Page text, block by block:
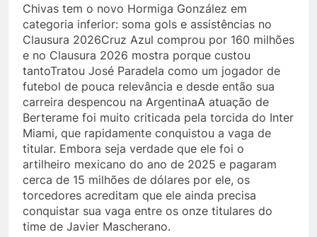
Chivas tem o novo Hormiga González em
categoria inferior: soma gols e assistências no
Clausura 2026Cruz Azul comprou por 160 milhões
e no Clausura 2026 mostra porque custou
tantoTratou José Paradela como um jogador de
futebol de pouca relevância e desde então sua
carreira despencou na ArgentinaA atuação de
Berterame foi muito criticada pela torcida do Inter
Miami, que rapidamente conquistou a vaga de
titular. Embora seja verdade que ele foi o
artilheiro mexicano do ano de 2025 e pagaram
cerca de 15 milhões de dólares por ele, os
torcedores acreditam que ele ainda precisa
conquistar sua vaga entre os onze titulares do
time de Javier Mascherano.